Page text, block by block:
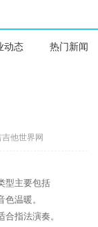
动态 热门新闻
他世界网
型主要包括
温暖。
指法演奏。